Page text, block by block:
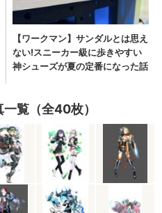
覧（全40枚）